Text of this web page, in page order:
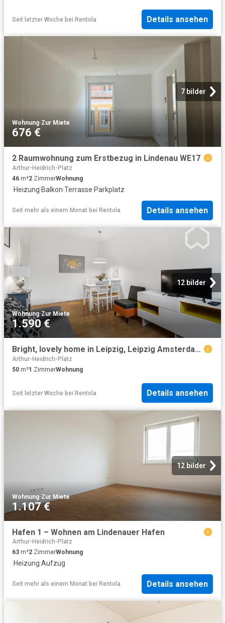
Seit letzter Woche bei Rentola Details ansehen
7 bilder
Wohnung·Zur Miete
676 €
2 Raumwohnung zum Erstbezug in Lindenau WE17
Arthur-Heidrich-Platz
46 m²2 ZimmerWohnung
·Heizung·Balkon·Terrasse·Parkplatz
Seit mehr als einem Monat bei Rentola Details ansehen
12 bilder
Wohnung·Zur Miete
1.590 €
Bright, lovely home in Leipzig, Leipzig Amsterdam Apartments for Rent
Arthur-Heidrich-Platz
50 m²1 ZimmerWohnung
Seit letzter Woche bei Rentola Details ansehen
12 bilder
Wohnung·Zur Miete
1.107 €
Hafen 1 – Wohnen am Lindenauer Hafen
Arthur-Heidrich-Platz
63 m²2 ZimmerWohnung
·Heizung·Aufzug
Seit mehr als einem Monat bei Rentola Details ansehen